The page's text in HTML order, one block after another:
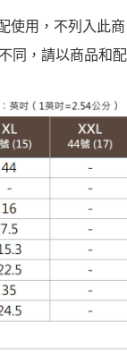
使用，不列入此商
同，請以商品和配